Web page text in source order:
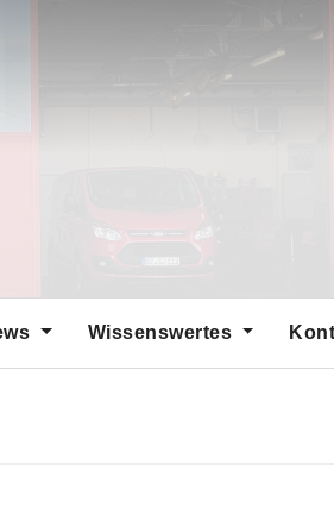
Wissenswertes